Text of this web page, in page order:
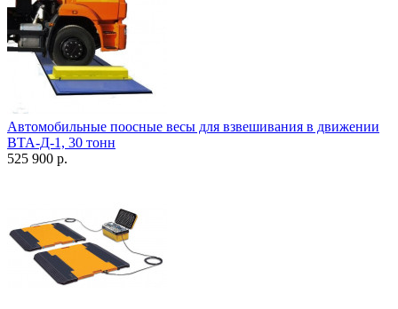
Автомобильные поосные весы для взвешивания в движении
ВТА-Д-1, 30 тонн
525 900 р.